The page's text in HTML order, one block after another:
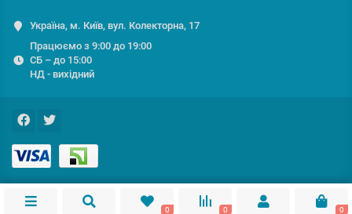
Україна, м. Київ, вул. Колекторна, 17
Працюємо з 9:00 до 19:00
СБ – до 15:00
НД - вихідний
0 0 0